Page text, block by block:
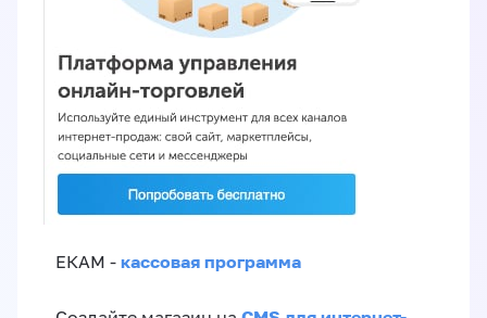
ЕКАМ - кассовая программа